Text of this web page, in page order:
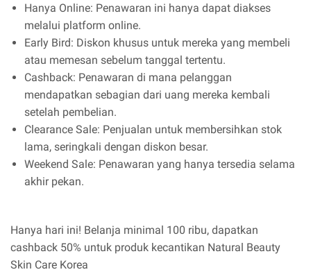
Hanya Online: Penawaran ini hanya dapat diakses
melalui platform online.
Early Bird: Diskon khusus untuk mereka yang membeli
atau memesan sebelum tanggal tertentu.
Cashback: Penawaran di mana pelanggan
mendapatkan sebagian dari uang mereka kembali
setelah pembelian.
Clearance Sale: Penjualan untuk membersihkan stok
lama, seringkali dengan diskon besar.
Weekend Sale: Penawaran yang hanya tersedia selama
akhir pekan.
Hanya hari ini! Belanja minimal 100 ribu, dapatkan
cashback 50% untuk produk kecantikan Natural Beauty
Skin Care Korea